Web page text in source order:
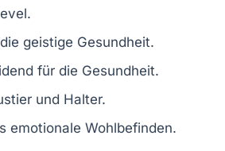
geistige Gesundheit.
für die Gesundheit.
und Halter.
emotionale Wohlbefinden.